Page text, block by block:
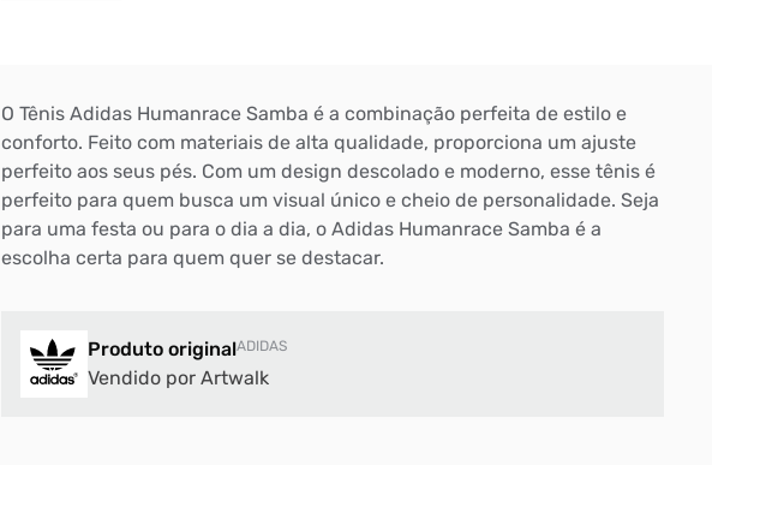
O Tênis Adidas Humanrace Samba é a combinação perfeita de estilo e
conforto. Feito com materiais de alta qualidade, proporciona um ajuste
perfeito aos seus pés. Com um design descolado e moderno, esse tênis é
perfeito para quem busca um visual único e cheio de personalidade. Seja
para uma festa ou para o dia a dia, o Adidas Humanrace Samba é a
escolha certa para quem quer se destacar.
Produto originalADIDAS
Vendido por Artwalk